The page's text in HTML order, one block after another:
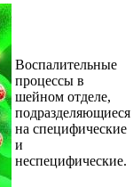
Воспалительные
процессы в
шейном отделе,
подразделяющиеся
на специфические
и
неспецифические.